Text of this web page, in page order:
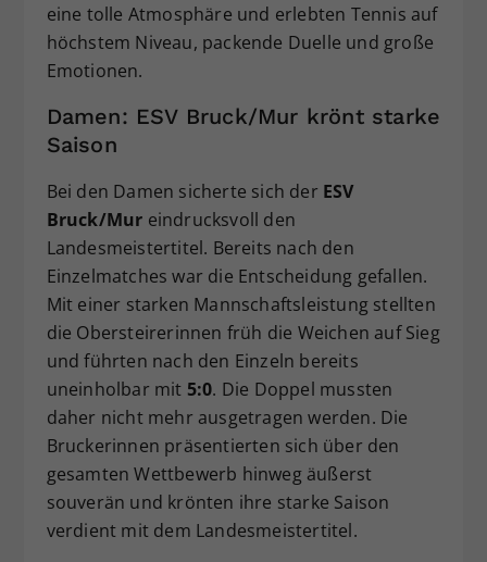
eine tolle Atmosphäre und erlebten Tennis auf
höchstem Niveau, packende Duelle und große
Emotionen.
Damen: ESV Bruck/Mur krönt starke
Saison
Bei den Damen sicherte sich der ESV
Bruck/Mur eindrucksvoll den
Landesmeistertitel. Bereits nach den
Einzelmatches war die Entscheidung gefallen.
Mit einer starken Mannschaftsleistung stellten
die Obersteirerinnen früh die Weichen auf Sieg
und führten nach den Einzeln bereits
uneinholbar mit 5:0. Die Doppel mussten
daher nicht mehr ausgetragen werden. Die
Bruckerinnen präsentierten sich über den
gesamten Wettbewerb hinweg äußerst
souverän und krönten ihre starke Saison
verdient mit dem Landesmeistertitel.
Dieser Wert speichert Ihre Consent-
Einstellungen. Unter anderem eine
vorgenommen Einstellungen, falls der